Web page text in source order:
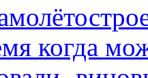
когда